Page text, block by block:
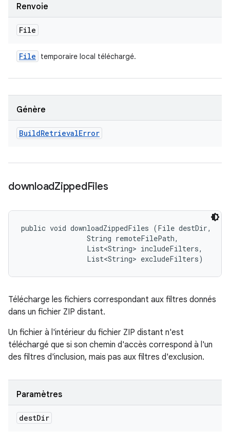
Renvoie
File
File temporaire local téléchargé.
Génère
BuildRetrievalError
downloadZippedFiles
public void downloadZippedFiles (File destDir,
                String remoteFilePath,
                List<String> includeFilters,
                List<String> excludeFilters)
Télécharge les fichiers correspondant aux filtres donnés
dans un fichier ZIP distant.
Un fichier à l'intérieur du fichier ZIP distant n'est
téléchargé que si son chemin d'accès correspond à l'un
des filtres d'inclusion, mais pas aux filtres d'exclusion.
Paramètres
destDir